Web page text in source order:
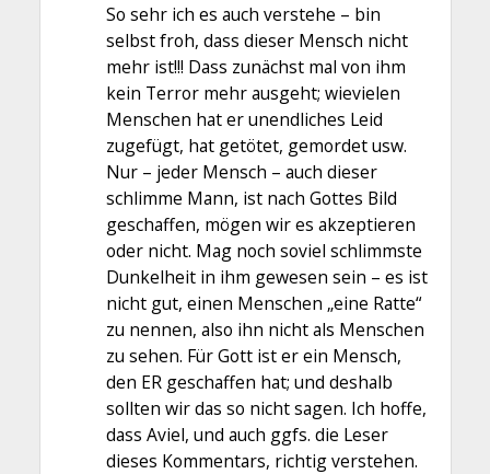
So sehr ich es auch verstehe – bin
selbst froh, dass dieser Mensch nicht
mehr ist!!! Dass zunächst mal von ihm
kein Terror mehr ausgeht; wievielen
Menschen hat er unendliches Leid
zugefügt, hat getötet, gemordet usw.
Nur – jeder Mensch – auch dieser
schlimme Mann, ist nach Gottes Bild
geschaffen, mögen wir es akzeptieren
oder nicht. Mag noch soviel schlimmste
Dunkelheit in ihm gewesen sein – es ist
nicht gut, einen Menschen „eine Ratte“
zu nennen, also ihn nicht als Menschen
zu sehen. Für Gott ist er ein Mensch,
den ER geschaffen hat; und deshalb
sollten wir das so nicht sagen. Ich hoffe,
dass Aviel, und auch ggfs. die Leser
dieses Kommentars, richtig verstehen.